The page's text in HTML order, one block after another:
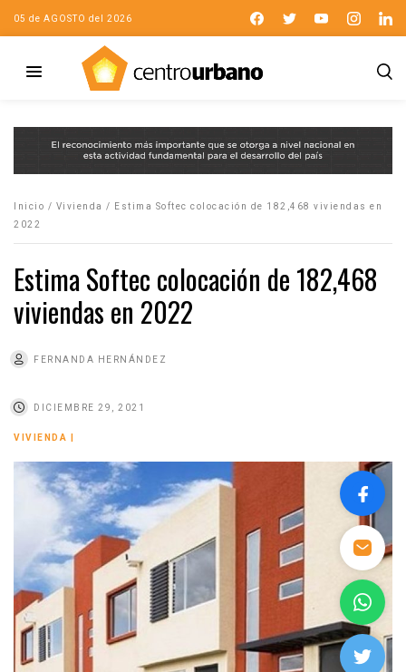
05 de AGOSTO del 2026
Inicio / Vivienda /
Estima Softec colocación de 182,468 viviendas en
2022
Estima Softec colocación de 182,468
viviendas en 2022
FERNANDA HERNÁNDEZ
DICIEMBRE 29, 2021
VIVIENDA